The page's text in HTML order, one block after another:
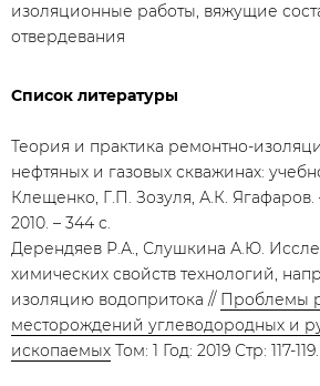
изоляционные работы, вяжущие
отвердевания
Список литературы
Теория и практика ремонтно-
нефтяных и газовых скважинах:
Клещенко, Г.П. Зозуля, А.К.
2010. – 344 с.
Дерендяев Р.А., Слушкина А.Ю.
химических свойств технологий,
изоляцию водопритока // Проблемы
месторождений углеводородных и
ископаемых Том: 1 Год: 2019 Стр: 117-119.